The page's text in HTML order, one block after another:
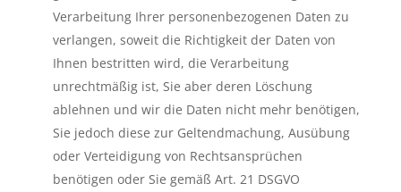
Verarbeitung Ihrer personenbezogenen Daten zu
verlangen, soweit die Richtigkeit der Daten von
Ihnen bestritten wird, die Verarbeitung
unrechtmäßig ist, Sie aber deren Löschung
ablehnen und wir die Daten nicht mehr benötigen,
Sie jedoch diese zur Geltendmachung, Ausübung
oder Verteidigung von Rechtsansprüchen
benötigen oder Sie gemäß Art. 21 DSGVO